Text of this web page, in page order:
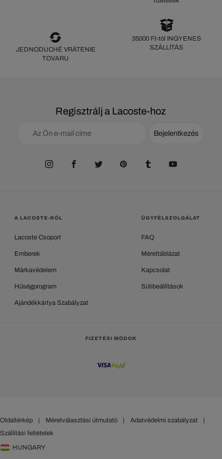
JEDNODUCHÉ VRÁTENIE
TOVARU
35000 Ft-tól INGYENES
SZÁLLÍTÁS
Regisztrálj a Lacoste-hoz
Bejelentkezés
A LACOSTE-RÓL
Lacoste Csoport
Emberek
Márkavédelem
Hűségprogram
Ajándékkártya Szabályzat
ÜGYFÉLSZOLGÁLAT
FAQ
Mérettáblázat
Kapcsolat
Sütibeállítások
FIZETÉSI MÓDOK
Oldaltérkép Méretválasztási útmutató Adatvédelmi szabályzat
Szállítási feltételek
HUNGARY